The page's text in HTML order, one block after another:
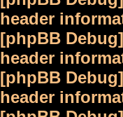
header
[phpBB
header
[phpBB
header